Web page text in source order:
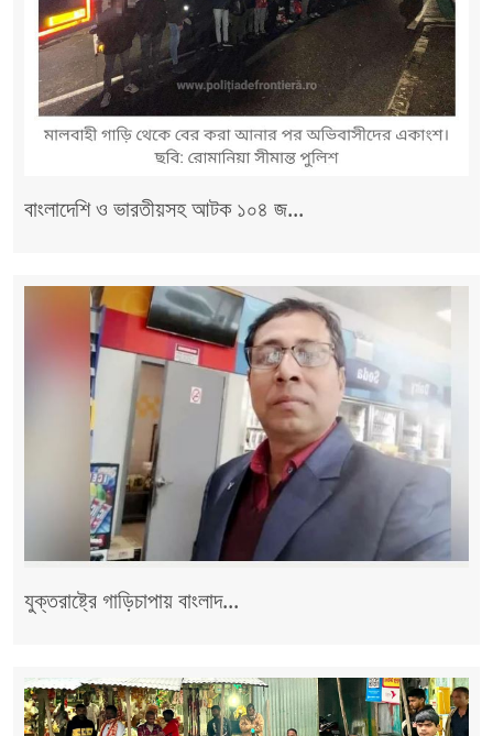
বাংলাদেশি ও ভারতীয়সহ আটক ১০৪ জ...
যুক্তরাষ্ট্রে গাড়িচাপায় বাংলাদ...